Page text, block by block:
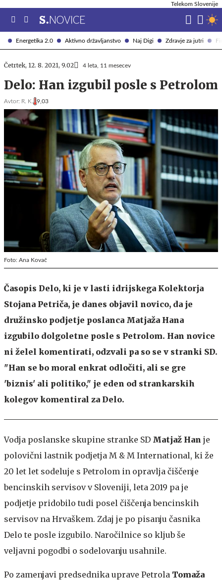
Energetika 2.0 Aktivno državljanstvo Naj Digi Zdravje za jutri
Telekom Slovenije
Četrtek, 12. 8. 2021, 9.02 4 leta, 11 mesecev
Delo: Han izgubil posle s Petrolom
Avtor: R. K. 9,03
Foto: Ana Kovač
Časopis Delo, ki je v lasti idrijskega Kolektorja
Stojana Petriča, je danes objavil novico, da je
družinsko podjetje poslanca Matjaža Hana
izgubilo dolgoletne posle s Petrolom. Han novice
ni želel komentirati, odzvali pa so se v stranki SD.
"Han se bo moral enkrat odločiti, ali se gre
'biznis' ali politiko," je eden od strankarskih
kolegov komentiral za Delo.
Vodja poslanske skupine stranke SD Matjaž Han je
polovični lastnik podjetja M & M International, ki že
20 let let sodeluje s Petrolom in opravlja čiščenje
bencinskih servisov v Sloveniji, leta 2019 pa je
podjetje pridobilo tudi posel čiščenja bencinskih
servisov na Hrvaškem. Zdaj je po pisanju časnika
Delo te posle izgubilo. Naročilnice so kljub še
veljavni pogodbi o sodelovanju usahnile.
Po zamenjavi predsednika uprave Petrola Tomaža